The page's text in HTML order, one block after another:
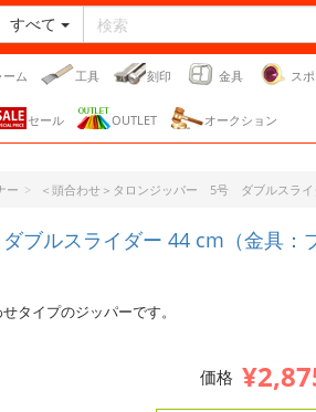
すべて
ーム 工具 刻印 金具 ス
セール OUTLET オークション
ー ＜頭合わせ＞タロンジッパー 5号 ダブルスライ
ブルスライダー 44 cm（金具：
タイプのジッパーです。
価格